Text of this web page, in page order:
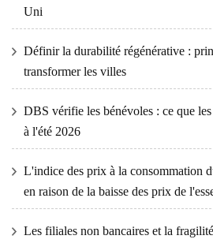
Uni
Définir la durabilité régénérative :
transformer les villes
DBS vérifie les bénévoles : ce que
à l'été 2026
L'indice des prix à la consommation
en raison de la baisse des prix de
Les filiales non bancaires et la